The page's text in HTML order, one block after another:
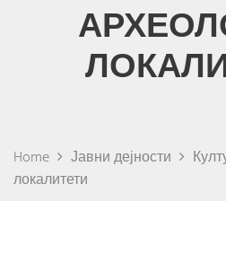
Home Јавни дејности
локалитети